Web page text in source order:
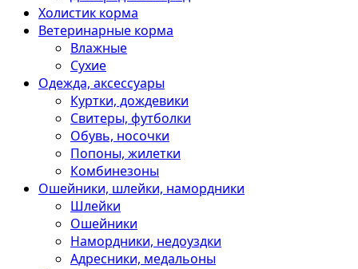
Холистик корма
Ветеринарные корма
Влажные
Сухие
Одежда, аксессуары
Куртки, дождевики
Свитеры, футболки
Обувь, носочки
Попоны, жилетки
Комбинезоны
Ошейники, шлейки, намордники
Шлейки
Ошейники
Намордники, недоуздки
Адресники, медальоны